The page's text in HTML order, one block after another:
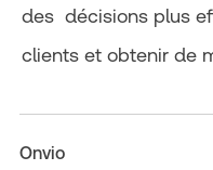
des décisions plus
clients et obtenir de
Onvio